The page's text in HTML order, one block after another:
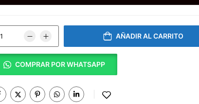
AÑADIR AL CARRITO
COMPRAR POR WHATSAPP